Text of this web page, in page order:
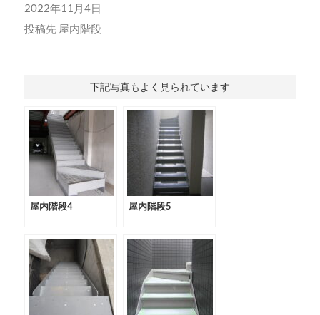
2022年11月4日
投稿先 屋内階段
下記写真もよく見られています
屋内階段4 屋内階段5